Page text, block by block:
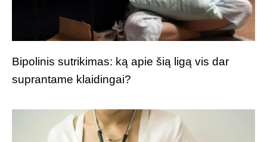
Bipolinis sutrikimas: ką apie šią ligą vis dar
suprantame klaidingai?